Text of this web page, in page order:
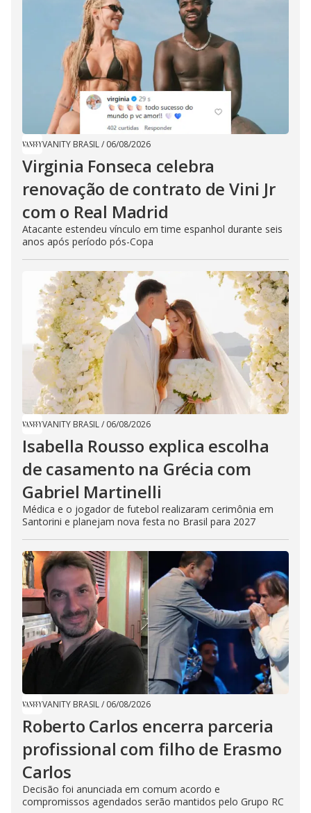
VANITY BRASIL/ 06/08/2026
Virginia Fonseca celebra
renovação de contrato de Vini Jr
com o Real Madrid
Atacante estendeu vínculo em time espanhol durante seis
anos após período pós-Copa
VANITY BRASIL/ 06/08/2026
Isabella Rousso explica escolha
de casamento na Grécia com
Gabriel Martinelli
Médica e o jogador de futebol realizaram cerimônia em
Santorini e planejam nova festa no Brasil para 2027
VANITY BRASIL/ 06/08/2026
Roberto Carlos encerra parceria
profissional com filho de Erasmo
Carlos
Decisão foi anunciada em comum acordo e
compromissos agendados serão mantidos pelo Grupo RC